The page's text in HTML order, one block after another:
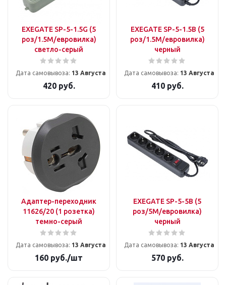
EXEGATE SP-5-1.5G (5
роз/1.5M/евровилка)
светло-серый
Дата самовывоза: 13 Августа
420руб.
EXEGATE SP-5-1.5B (5
роз/1.5M/евровилка)
черный
Дата самовывоза: 13 Августа
410руб.
Адаптер-переходник
11626/20 (1 розетка)
темно-серый
Дата самовывоза: 13 Августа
160 руб./шт
EXEGATE SP-5-5B (5
роз/5М/евровилка)
черный
Дата самовывоза: 13 Августа
570руб.